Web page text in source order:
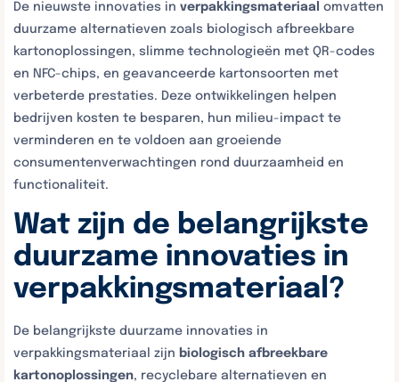
De nieuwste innovaties in verpakkingsmateriaal omvatten
duurzame alternatieven zoals biologisch afbreekbare
kartonoplossingen, slimme technologieën met QR-codes
en NFC-chips, en geavanceerde kartonsoorten met
verbeterde prestaties. Deze ontwikkelingen helpen
bedrijven kosten te besparen, hun milieu-impact te
verminderen en te voldoen aan groeiende
consumentenverwachtingen rond duurzaamheid en
functionaliteit.
Wat zijn de belangrijkste
duurzame innovaties in
verpakkingsmateriaal?
De belangrijkste duurzame innovaties in
verpakkingsmateriaal zijn biologisch afbreekbare
kartonoplossingen, recyclebare alternatieven en